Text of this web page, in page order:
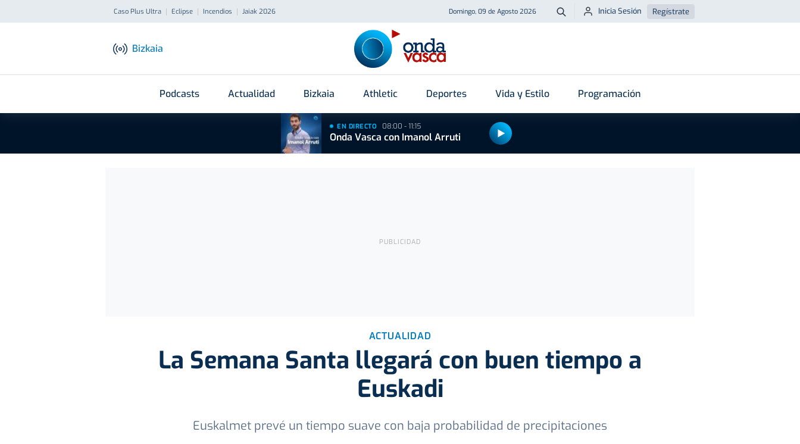
Caso Plus Ultra Eclipse Incendios Jaiak 2026 Domingo, 09 de Agosto 2026 Buscar
Inicia Sesión Regístrate
Bizkaia
Podcasts Actualidad Bizkaia Athletic Deportes Vida y Estilo Programación
EN DIRECTO 08:00 - 11:15
Onda Vasca con Imanol Arruti
ACTUALIDAD
La Semana Santa llegará con buen tiempo a
Euskadi
Euskalmet prevé un tiempo suave con baja probabilidad de precipitaciones